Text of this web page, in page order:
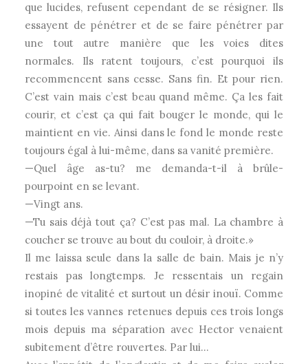
que lucides, refusent cependant de se résigner. Ils
essayent de pénétrer et de se faire pénétrer par
une tout autre manière que les voies dites
normales. Ils ratent toujours, c’est pourquoi ils
recommencent sans cesse. Sans fin. Et pour rien.
C’est vain mais c’est beau quand même. Ça les fait
courir, et c’est ça qui fait bouger le monde, qui le
maintient en vie. Ainsi dans le fond le monde reste
toujours égal à lui-même, dans sa vanité première.
—Quel âge as-tu? me demanda-t-il à brûle-
pourpoint en se levant.
—Vingt ans.
—Tu sais déjà tout ça? C’est pas mal. La chambre à
coucher se trouve au bout du couloir, à droite.»
Il me laissa seule dans la salle de bain. Mais je n’y
restais pas longtemps. Je ressentais un regain
inopiné de vitalité et surtout un désir inouï. Comme
si toutes les vannes retenues depuis ces trois longs
mois depuis ma séparation avec Hector venaient
subitement d’être rouvertes. Par lui…